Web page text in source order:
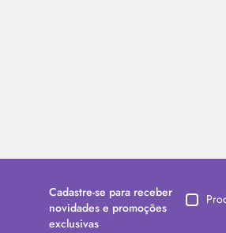
Cadastre-se para receber
novidades e promoções
exclusivas